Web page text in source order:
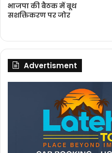
भाजपा की बैठक में बूथ
सशक्तिकरण पर जोर
Advertisment